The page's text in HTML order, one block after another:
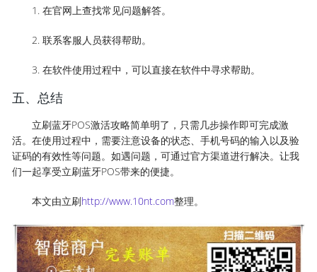
1. 在官网上查找常见问题解答。
2. 联系客服人员获得帮助。
3. 在软件使用过程中，可以直接在软件中寻求帮助。
五、总结
立刷蓝牙POS激活攻略简单明了，只需几步操作即可完成激
活。在使用过程中，需要注意设备的状态、手机号码的输入以及验
证码的有效性等问题。如遇问题，可通过官方渠道进行解决。让我
们一起享受立刷蓝牙POS带来的便捷。
本文由立刷http://www.10nt.com整理。